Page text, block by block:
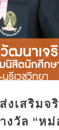
เสริม
งวัล “